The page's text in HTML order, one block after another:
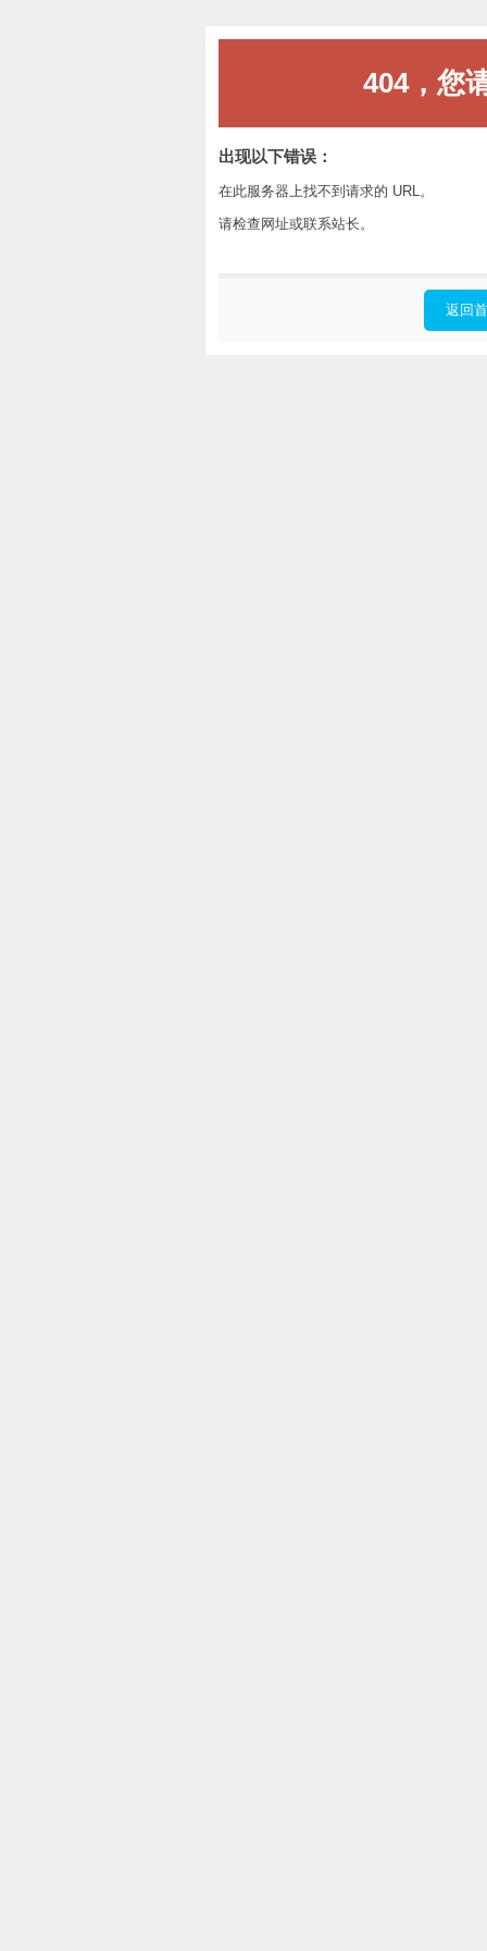
404，您
出现以下错误：
在此服务器上找不到请求的 URL。
请检查网址或联系站长。
返回